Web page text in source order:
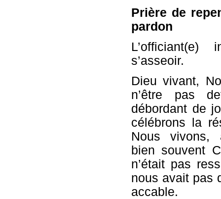
Prière de
pardon
L’officiant(e)
s’asseoir.
Dieu vivant,
n’être pas
débordant de
célébrons la
Nous vivons,
bien souvent
n’était pas
nous avait pas
accable.